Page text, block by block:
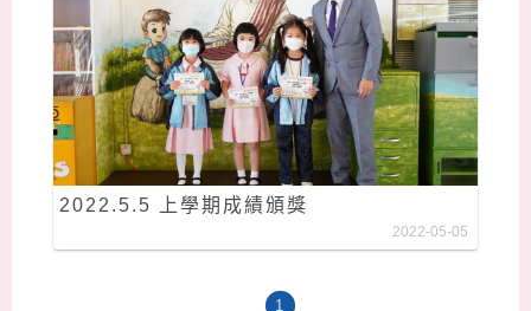
2022.5.5 上學期成績頒獎
2022-05-05
1